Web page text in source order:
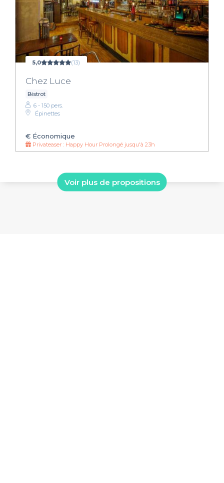
5,0 (13)
Chez Luce
Bistrot
6 - 150 pers.
Épinettes
€ Économique
Privateaser : Happy Hour Prolongé jusqu'à 23h
Voir plus de propositions